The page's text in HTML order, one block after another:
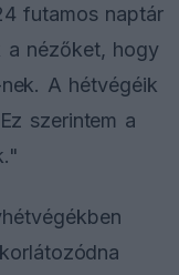
futamos naptár
a nézőket, hogy
A hétvégéik
szerintem a